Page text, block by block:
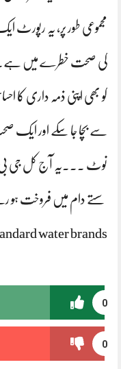
مجموعی طور پر، یہ رپورٹ
کی صحت خطرے میں ہے۔
کو بھی اپنی ذمہ داری کا
سے بچا جا سکے اور ایک
نوٹ ۔۔۔یہ آج کل جی بی
سستے دام میں فروخت ہو
water brands
0
0